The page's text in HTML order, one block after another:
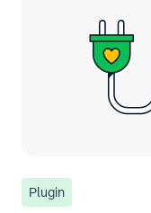
Plugin